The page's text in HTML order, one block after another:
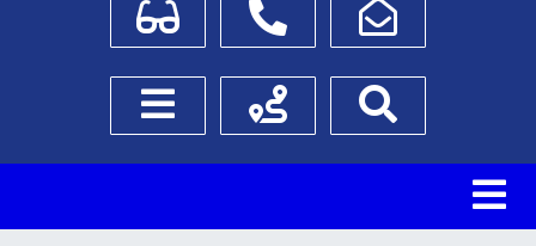
Для слабовидящихТелефоныНаписать обращение
Боковое менюСхема проезда